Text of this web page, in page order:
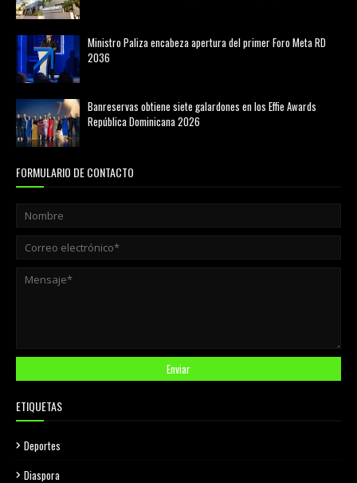
Ministro Paliza encabeza apertura del primer Foro Meta RD
2036
Banreservas obtiene siete galardones en los Effie Awards
República Dominicana 2026
FORMULARIO DE CONTACTO
ETIQUETAS
Deportes
Diaspora